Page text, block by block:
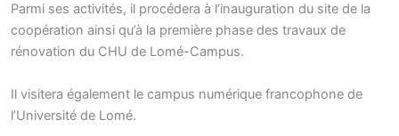
Parmi ses activités, il procédera à l’inauguration du site de la
coopération ainsi qu’à la première phase des travaux de
rénovation du CHU de Lomé-Campus.
Il visitera également le campus numérique francophone de
l’Université de Lomé.